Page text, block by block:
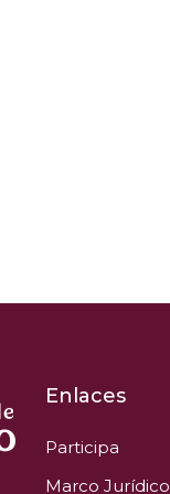
Enlaces
Participa
Marco Jurídico